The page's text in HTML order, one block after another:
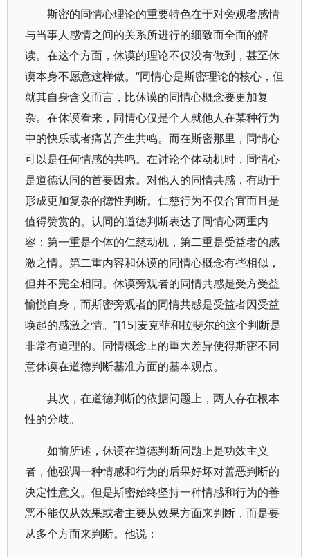
斯密的同情心理论的重要特色在于对旁观者感情
与当事人感情之间的关系所进行的细致而全面的解
读。在这个方面，休谟的理论不仅没有做到，甚至休
谟本身不愿意这样做。“同情心是斯密理论的核心，但
就其自身含义而言，比休谟的同情心概念要更加复
杂。在休谟看来，同情心仅是个人就他人在某种行为
中的快乐或者痛苦产生共鸣。而在斯密那里，同情心
可以是任何情感的共鸣。在讨论个体动机时，同情心
是道德认同的首要因素。对他人的同情共感，有助于
形成更加复杂的德性判断。仁慈行为不仅合宜而且是
值得赞赏的。认同的道德判断表达了同情心两重内
容：第一重是个体的仁慈动机，第二重是受益者的感
激之情。第二重内容和休谟的同情心概念有些相似，
但并不完全相同。休谟旁观者的同情共感是受方受益
愉悦自身，而斯密旁观者的同情共感是受益者因受益
唤起的感激之情。”[15]麦克菲和拉斐尔的这个判断是
非常有道理的。同情概念上的重大差异使得斯密不同
意休谟在道德判断基准方面的基本观点。
其次，在道德判断的依据问题上，两人存在根本
性的分歧。
如前所述，休谟在道德判断问题上是功效主义
者，他强调一种情感和行为的后果好坏对善恶判断的
决定性意义。但是斯密始终坚持一种情感和行为的善
恶不能仅从效果或者主要从效果方面来判断，而是要
从多个方面来判断。他说：